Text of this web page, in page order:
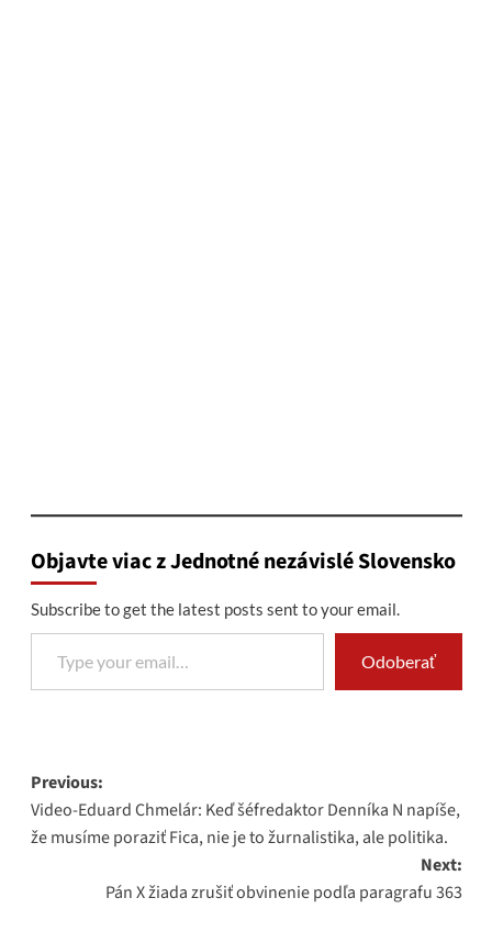
Objavte viac z Jednotné nezávislé Slovensko
Subscribe to get the latest posts sent to your email.
Type your email…
Odoberať
Post
navigation
Previous:
Video-Eduard Chmelár: Keď šéfredaktor Denníka N napíše,
že musíme poraziť Fica, nie je to žurnalistika, ale politika.
Next:
Pán X žiada zrušiť obvinenie podľa paragrafu 363